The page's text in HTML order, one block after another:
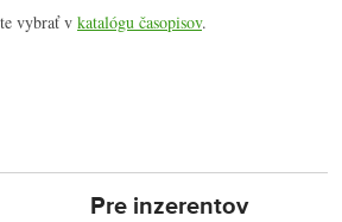
vybrať v katalógu časopisov.
Pre inzerentov